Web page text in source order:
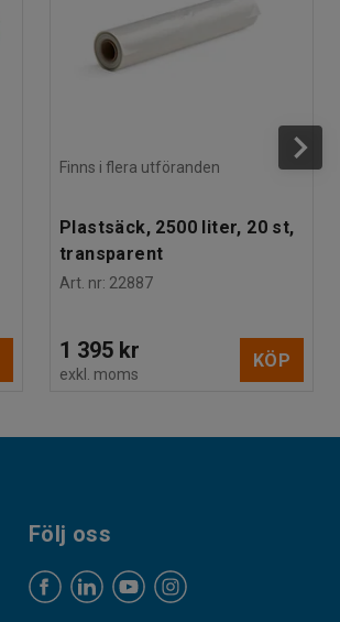
Finns i flera utföranden
Plastsäck, 2500 liter, 20 st,
transparent
Art. nr: 22887
1 395 kr
exkl. moms
KÖP
Följ oss